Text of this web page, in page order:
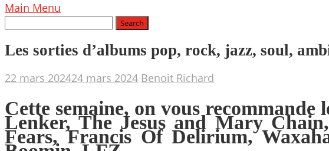
Main Menu
Les sorties d’albums pop, rock, jazz, soul,
22 mars 202424 mars 2024 Benoit Richard
Cette semaine, on vous
Lenker, The Jesus and Mary
Fears, Francis Of Delirium,